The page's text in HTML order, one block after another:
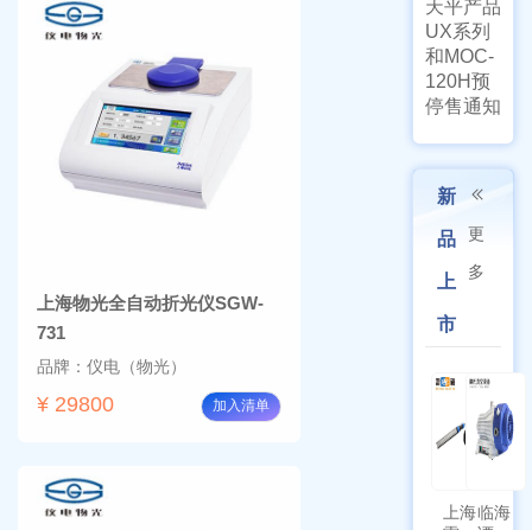
上海物光全自动折光仪SGW-
731
品牌：仪电（物光）
¥ 29800 加入清单
天平产品
UX系列
和MOC-
120H预
停售通知
新
品
上
市
更
多
上海临海